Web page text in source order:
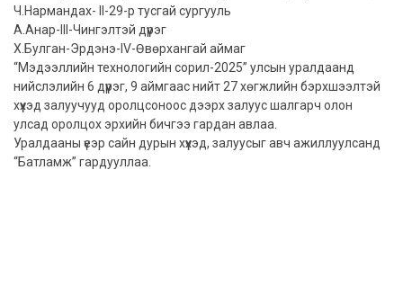
Ч.Нармандах- II-29-р тусгай сургууль
А.Анар-III-Чингэлтэй дүүрэг
Х.Булган-Эрдэнэ-IV-Өвөрхангай аймаг
“Мэдээллийн технологийн сорил-2025” улсын уралдаанд
нийслэлийн 6 дүүрэг, 9 аймгаас нийт 27 хөгжлийн бэрхшээлтэй
хүүхэд залуучууд оролцсоноос дээрх залуус шалгарч олон
улсад оролцох эрхийн бичгээ гардан авлаа.
Уралдааны үеэр сайн дурын хүүхэд, залуусыг авч ажиллуулсанд
“Батламж” гардууллаа.